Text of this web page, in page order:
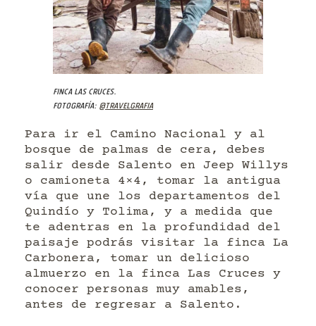
Finca Las Cruces.
Fotografía: @travelgrafia
Para ir el Camino Nacional y al
bosque de palmas de cera, debes
salir desde Salento en Jeep Willys
o camioneta 4×4, tomar la antigua
vía que une los departamentos del
Quindío y Tolima, y a medida que
te adentras en la profundidad del
paisaje podrás visitar la finca La
Carbonera, tomar un delicioso
almuerzo en la finca Las Cruces y
conocer personas muy amables,
antes de regresar a Salento.